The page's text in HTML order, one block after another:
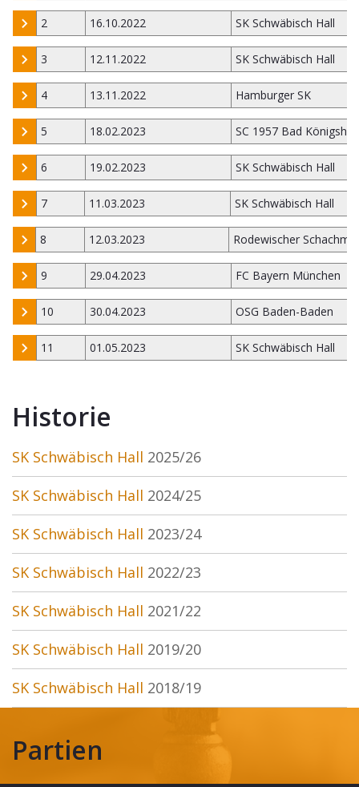
2 16.10.2022 SK Schwäbisch Hall
3 12.11.2022 SK Schwäbisch Hall
4 13.11.2022 Hamburger SK
5 18.02.2023 SC 1957 Bad
6 19.02.2023 SK Schwäbisch Hall
7 11.03.2023 SK Schwäbisch Hall
8 12.03.2023 Rodewischer
9 29.04.2023 FC Bayern München
10 30.04.2023 OSG Baden-Baden
11 01.05.2023 SK Schwäbisch Hall
Historie
SK Schwäbisch Hall 2025/26
SK Schwäbisch Hall 2024/25
SK Schwäbisch Hall 2023/24
SK Schwäbisch Hall 2022/23
SK Schwäbisch Hall 2021/22
SK Schwäbisch Hall 2019/20
SK Schwäbisch Hall 2018/19
Partien